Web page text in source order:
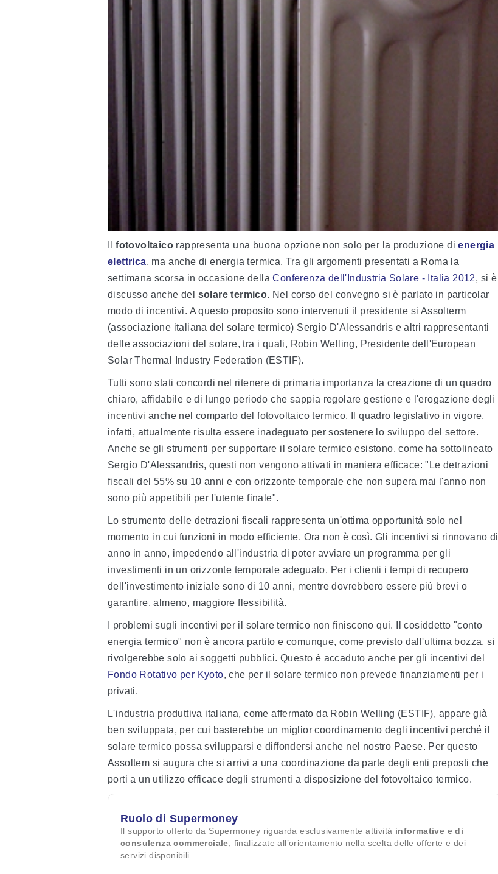
Ilfotovoltaico rappresenta una buona opzione non solo per la produzione dienergia
elettrica, ma anche di energia termica. Tra gli argomenti presentati a Roma la
settimana scorsa in occasione dellaConferenza dell'Industria Solare - Italia 2012, si è
discusso anche del solare termico. Nel corso del convegno si è parlato in particolar
modo di incentivi. A questo proposito sono intervenuti il presidente si Assolterm
(associazione italiana del solare termico) Sergio D'Alessandris e altri rappresentanti
delle associazioni del solare, tra i quali, Robin Welling, Presidente dell'European
Solar Thermal Industry Federation (ESTIF).
Tutti sono stati concordi nel ritenere di primaria importanza la creazione di un quadro
chiaro, affidabile e di lungo periodo che sappia regolare gestione e l'erogazione degli
incentivi anche nel comparto del fotovoltaico termico. Il quadro legislativo in vigore,
infatti, attualmente risulta essere inadeguato per sostenere lo sviluppo del settore.
Anche se gli strumenti per supportare il solare termico esistono, come ha sottolineato
Sergio D'Alessandris, questi non vengono attivati in maniera efficace: "Le detrazioni
fiscali del 55% su 10 anni e con orizzonte temporale che non supera mai l'anno non
sono più appetibili per l'utente finale".
Lo strumento delle detrazioni fiscali rappresenta un'ottima opportunità solo nel
momento in cui funzioni in modo efficiente. Ora non è così. Gli incentivi si rinnovano di
anno in anno, impedendo all'industria di poter avviare un programma per gli
investimenti in un orizzonte temporale adeguato. Per i clienti i tempi di recupero
dell'investimento iniziale sono di 10 anni, mentre dovrebbero essere più brevi o
garantire, almeno, maggiore flessibilità.
I problemi sugli incentivi per il solare termico non finiscono qui. Il cosiddetto "conto
energia termico" non è ancora partito e comunque, come previsto dall'ultima bozza, si
rivolgerebbe solo ai soggetti pubblici. Questo è accaduto anche per gli incentivi del
Fondo Rotativo per Kyoto, che per il solare termico non prevede finanziamenti per i
privati.
L'industria produttiva italiana, come affermato da Robin Welling (ESTIF), appare già
ben sviluppata, per cui basterebbe un miglior coordinamento degli incentivi perché il
solare termico possa svilupparsi e diffondersi anche nel nostro Paese. Per questo
Assoltem si augura che si arrivi a una coordinazione da parte degli enti preposti che
porti a un utilizzo efficace degli strumenti a disposizione del fotovoltaico termico.
Ruolo di Supermoney
Il supporto offerto da Supermoney riguarda esclusivamente attività informative e di
consulenza commerciale , finalizzate all’orientamento nella scelta delle offerte e dei
servizi disponibili.